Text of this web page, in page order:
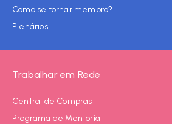
Como se tornar membro?
Plenários
Trabalhar em Rede
Central de Compras
Programa de Mentoria